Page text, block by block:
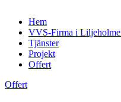
Hem
VVS-Firma i
Tjänster
Projekt
Offert
Offert